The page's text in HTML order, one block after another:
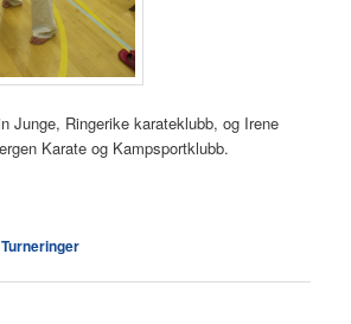
Junge, Ringerike karateklubb, og Irene
Karate og Kampsportklubb.
Turneringer